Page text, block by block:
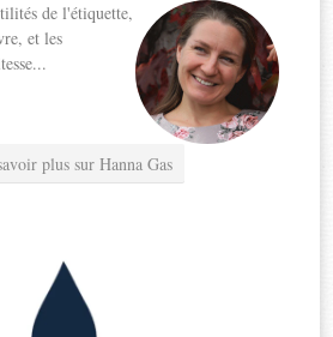
de l'étiquette,
et les
plus sur Hanna Gas